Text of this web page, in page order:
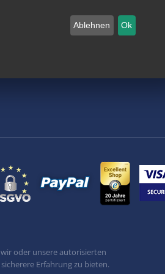
Versionshistorie
oder unsere autorisierten
Erfahrung zu bieten.
Ablehnen Ok